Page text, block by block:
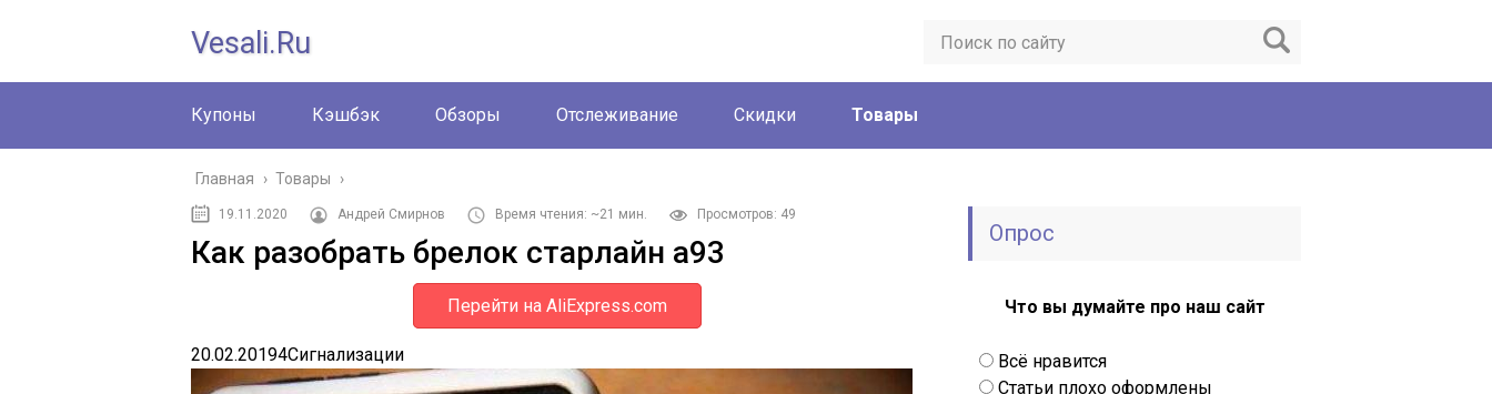
Vesali.ru
Купоны Кэшбэк Обзоры Отслеживание Скидки Товары
Главная › Товары ›
19.11.2020 Андрей Смирнов Время чтения: ~21 мин. Просмотров: 49
Как разобрать брелок старлайн а93
Перейти на AliExpress.com
20.02.20194Сигнализации
Опрос
Что вы думайте про наш сайт
Всё нравится
Статьи плохо оформлены